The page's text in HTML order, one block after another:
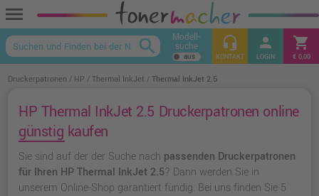
menu
keyboard_arrow_up
search Modell-
suche headset_mic
KONTAKT
person
LOGIN
shopping_cart
€ 0,00
Druckerpatronen HP Thermal InkJet Thermal InkJet 2.5
HP Thermal InkJet 2.5 Druckerpatronen online
günstig kaufen
Sie sind auf der der Suche nach passenden Druckerpatronen
für Ihren HP Thermal InkJet 2.5? Dann werden Sie in
unserem Online-Shop garantiert fündig. Bei uns finden Sie 5